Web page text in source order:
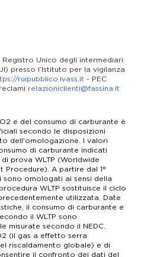
18.00
17.30
Registro Unico degli intermediari
presso l’Istituto per la vigilanza
ruipubblico.ivass.it - PEC
relazioniclienti@fassina.it
e del consumo di carburante è
secondo le disposizioni
dell'omologazione. I valori
di carburante indicati
prova WLTP (Worldwide
Procedure). A partire dal 1°
sono omologati ai sensi della
WLTP sostituisce il ciclo
utilizzata. Date
il consumo di carburante e
il WLTP sono
misurate secondo il NEDC.
(il gas a effetto serra
riscaldamento globale) e di
il confronto dei dati del